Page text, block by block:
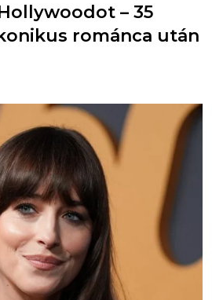
– 35
románca után